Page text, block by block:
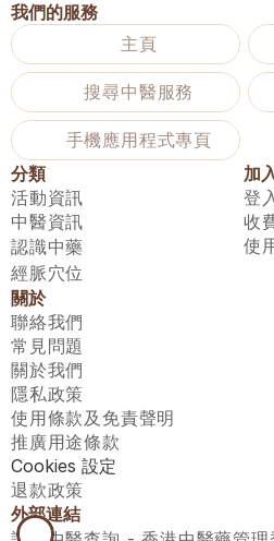
我們的服務
主頁
搜尋中醫服務
手機應用程式專頁
分類
活動資訊
中醫資訊
認識中藥
經脈穴位
加
登
收
使
關於
聯絡我們
常見問題
關於我們
隱私政策
使用條款及免責聲明
推廣用途條款
Cookies 設定
退款政策
外部連結